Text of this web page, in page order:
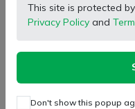
This site is protected
Privacy Policy and
Don't show this popup
दाहिनी ओर भाग संख्या-
एमएफ 241डीआई महाशक्ति